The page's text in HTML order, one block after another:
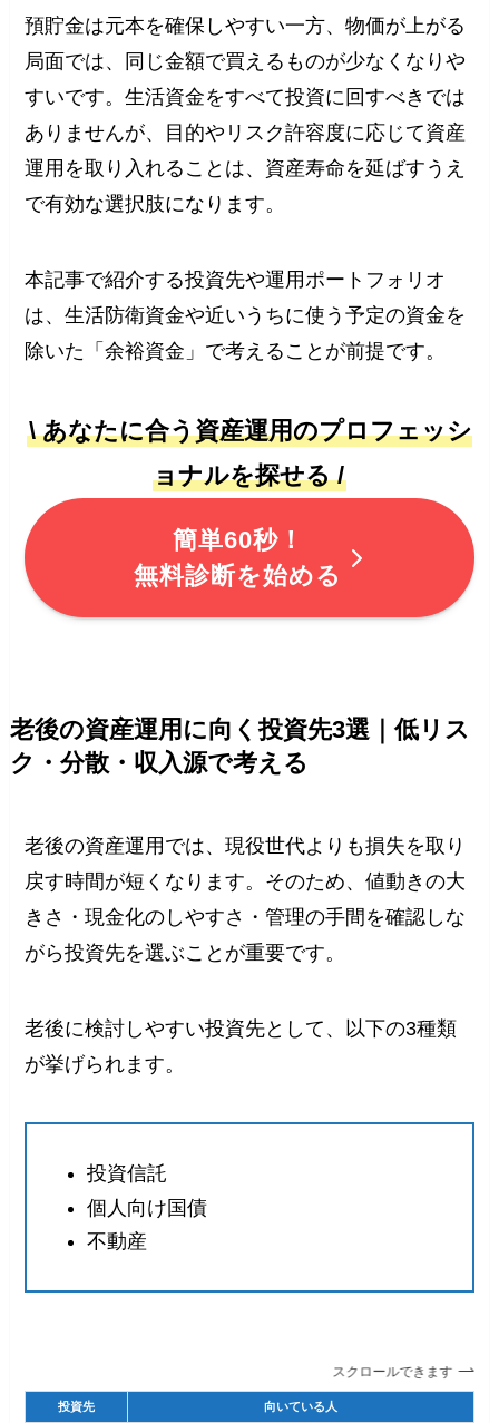
預貯金は元本を確保しやすい一方、物価が上がる
局面では、同じ金額で買えるものが少なくなりや
すいです。生活資金をすべて投資に回すべきでは
ありませんが、目的やリスク許容度に応じて資産
運用を取り入れることは、資産寿命を延ばすうえ
で有効な選択肢になります。
本記事で紹介する投資先や運用ポートフォリオ
は、生活防衛資金や近いうちに使う予定の資金を
除いた「余裕資金」で考えることが前提です。
\ あなたに合う資産運用のプロフェッシ
ョナルを探せる /
簡単60秒！
無料診断を始める
老後の資産運用に向く投資先3選｜低リス
ク・分散・収入源で考える
老後の資産運用では、現役世代よりも損失を取り
戻す時間が短くなります。そのため、値動きの大
きさ・現金化のしやすさ・管理の手間を確認しな
がら投資先を選ぶことが重要です。
老後に検討しやすい投資先として、以下の3種類
が挙げられます。
投資信託
個人向け国債
不動産
スクロールできます
投資先 向いている人